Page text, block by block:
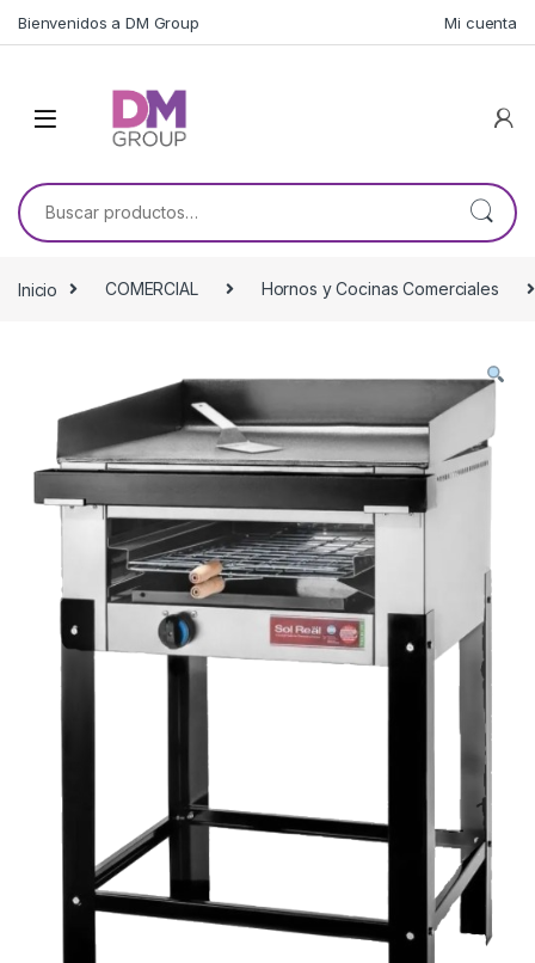
Bienvenidos a DM Group Mi cuenta
Buscar por:
Inicio COMERCIAL Hornos y Cocinas Comerciales